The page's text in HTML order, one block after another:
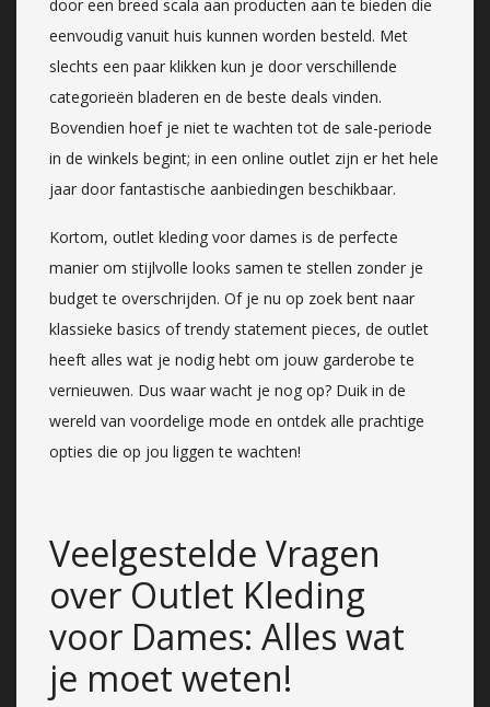
door een breed scala aan producten aan te bieden die
eenvoudig vanuit huis kunnen worden besteld. Met
slechts een paar klikken kun je door verschillende
categorieën bladeren en de beste deals vinden.
Bovendien hoef je niet te wachten tot de sale-periode
in de winkels begint; in een online outlet zijn er het hele
jaar door fantastische aanbiedingen beschikbaar.
Kortom, outlet kleding voor dames is de perfecte
manier om stijlvolle looks samen te stellen zonder je
budget te overschrijden. Of je nu op zoek bent naar
klassieke basics of trendy statement pieces, de outlet
heeft alles wat je nodig hebt om jouw garderobe te
vernieuwen. Dus waar wacht je nog op? Duik in de
wereld van voordelige mode en ontdek alle prachtige
opties die op jou liggen te wachten!
Veelgestelde Vragen
over Outlet Kleding
voor Dames: Alles wat
je moet weten!